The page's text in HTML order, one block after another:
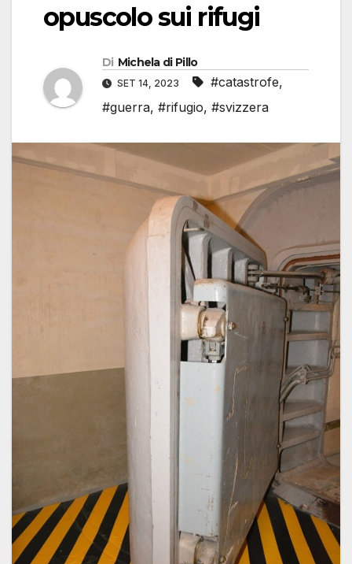
opuscolo sui rifugi
Di Michela di Pillo
SET 14, 2023 #catastrofe,
#guerra, #rifugio, #svizzera